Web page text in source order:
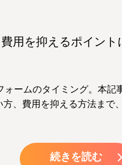
用を抑えるポイント
ォームのタイミング。本記
、費用を抑える方法まで
続きを読む